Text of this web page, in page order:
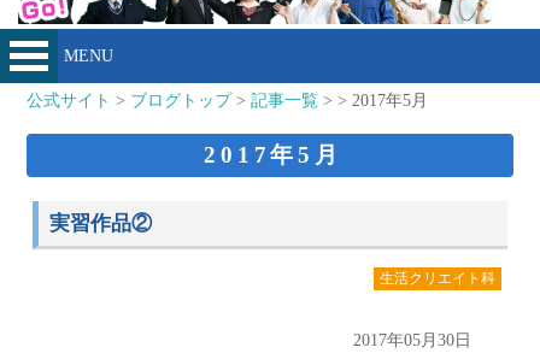
MENU
公式サイト > ブログトップ>記事一覧 > > 2017年5月
2017年5月
実習作品②
生活クリエイト科
2017年05月30日